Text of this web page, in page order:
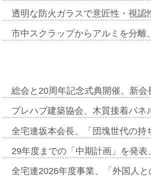
透明な防火ガラスで意匠性・視
市中スクラップからアルミを分
総会と20周年記念式典開催、新
プレハブ建築協会、木質接着パ
全宅連坂本会長、「団塊世代の
29年度までの「中期計画」を発
全宅連2026年度事業、「外国人